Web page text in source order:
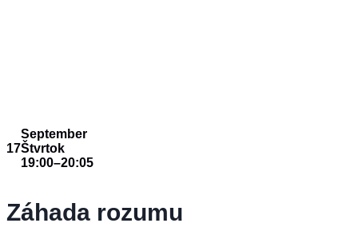
17
September
Štvrtok
19:00–20:05
Záhada rozumu